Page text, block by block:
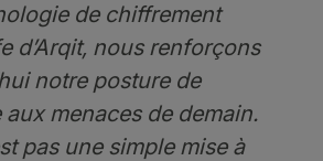
de chiffrement
d’Arqit, nous renforçons
notre posture de
menaces de demain.
pas une simple mise à